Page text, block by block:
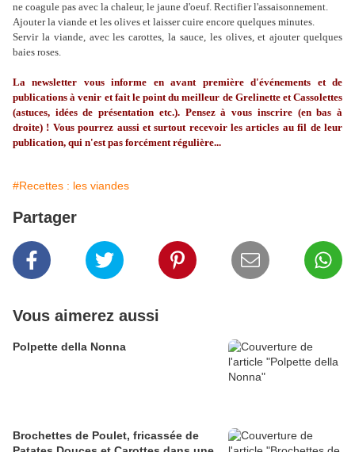
ne coagule pas avec la chaleur, le jaune d'oeuf. Rectifier l'assaisonnement.
Ajouter la viande et les olives et laisser cuire encore quelques minutes.
Servir la viande, avec les carottes, la sauce, les olives, et ajouter quelques
baies roses.
Lanewsletter vous informe en avant première d'événements et de
publications à venir et fait le point du meilleur de Grelinetteet Cassolettes
(astuces, idées de présentation etc.). Pensez à vous inscrire (en bas à
droite) ! Vous pourrez aussi et surtout recevoir les articles au fil de leur
publication, qui n'est pas forcément régulière...
#Recettes : les viandes
Partager
Vous aimerez aussi
Polpette della Nonna
Brochettes de Poulet, fricassée de